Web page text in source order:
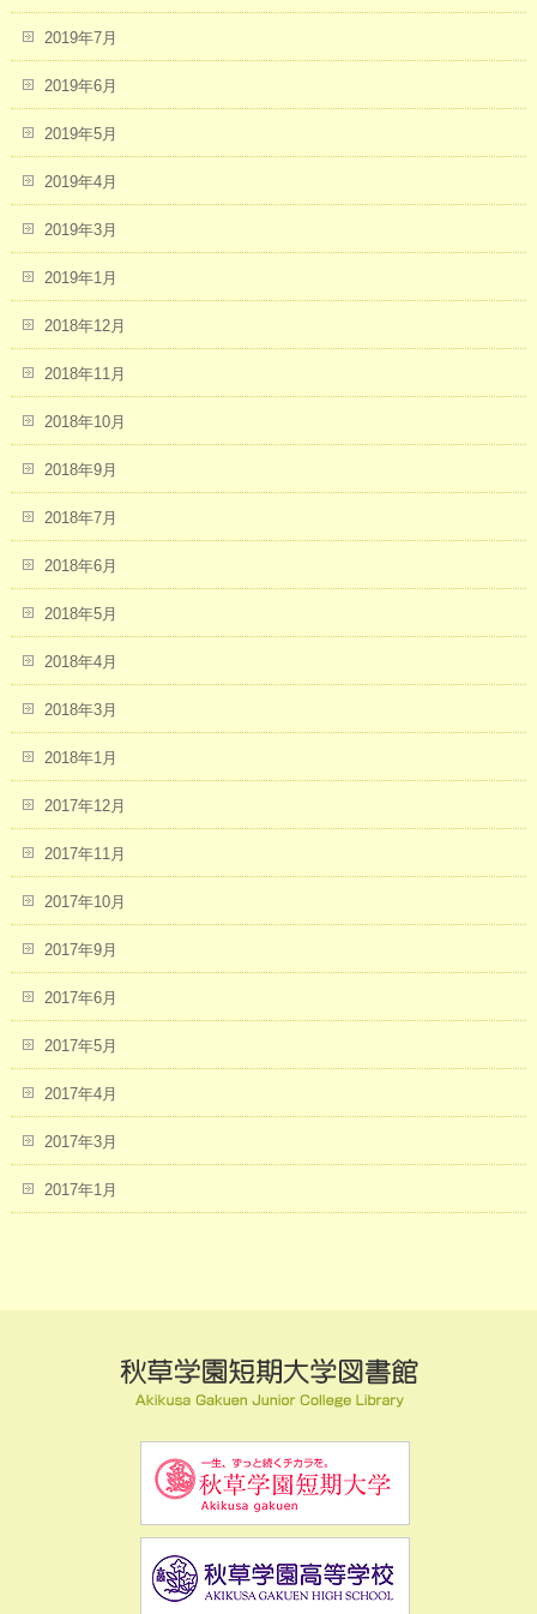
2019年7月
2019年6月
2019年5月
2019年4月
2019年3月
2019年1月
2018年12月
2018年11月
2018年10月
2018年9月
2018年7月
2018年6月
2018年5月
2018年4月
2018年3月
2018年1月
2017年12月
2017年11月
2017年10月
2017年9月
2017年6月
2017年5月
2017年4月
2017年3月
2017年1月